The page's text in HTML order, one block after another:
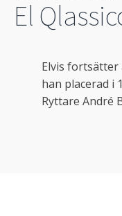
El
Elvis
han placerad i
Ryttare André